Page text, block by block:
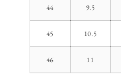
44 9.5
45 10.5
46 11